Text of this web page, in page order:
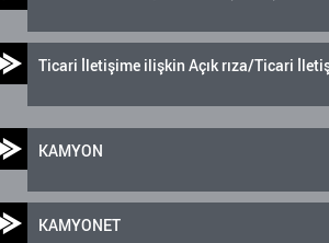
Ticari İletişime ilişkin Açık rıza/Ticari
KAMYON
KAMYONET